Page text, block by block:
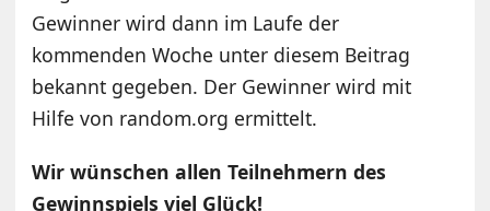
Gewinner wird dann im Laufe der
kommenden Woche unter diesem Beitrag
bekannt gegeben. Der Gewinner wird mit
Hilfe von random.org ermittelt.
Wir wünschen allen Teilnehmern des
Gewinnspiels viel Glück!